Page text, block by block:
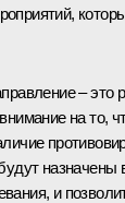
– это
на то,
назначены
и